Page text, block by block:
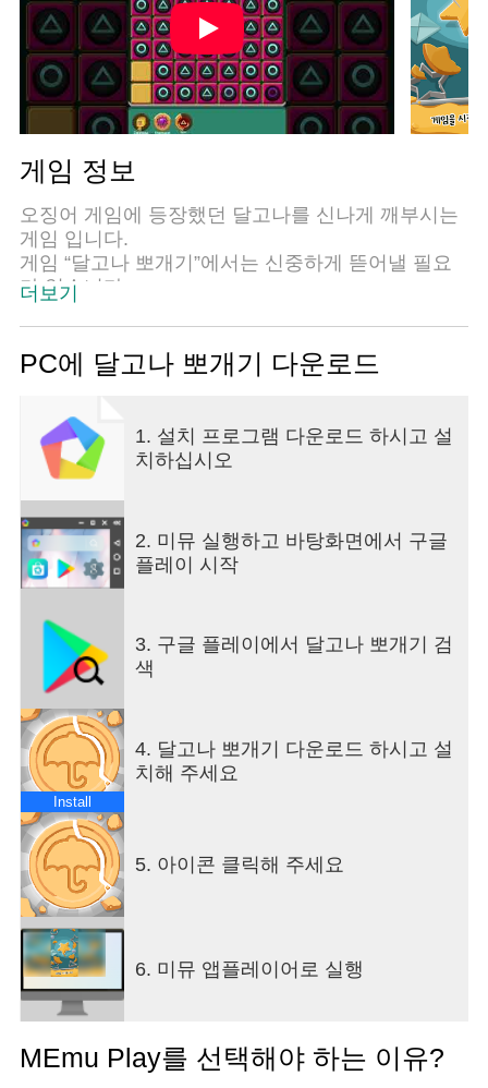
게임 정보
오징어 게임에 등장했던 달고나를 신나게 깨부시는
게임 입니다.
게임 “달고나 뽀개기”에서는 신중하게 뜯어낼 필요
가 없습니다.
다.
지금 바로 시작하세요!
다양한 전략과 전술들이 공유되고 있습니다.
럭키찬 게임즈 페이스북
https://www.facebook.com/luckychangames
럭키찬 게임즈 네이버 카페
https://cafe.naver.com/rankinsignia
럭키찬 게임즈 유튜브
https://www.youtube.com/channel/UCAGiF-
럭키찬 게임즈 인스타그램
https://www.instagram.com/luckychangames
개발자 연락처 :
+821023210593
더보기
PC에 달고나 뽀개기 다운로드
1. 설치 프로그램 다운로드 하시고 설
치하십시오
2. 미뮤 실행하고 바탕화면에서 구글
플레이 시작
3. 구글 플레이에서 달고나 뽀개기 검
색
Install
4. 달고나 뽀개기 다운로드 하시고 설
치해 주세요
5. 아이콘 클릭해 주세요
6. 미뮤 앱플레이어로 실행
MEmu Play를 선택해야 하는 이유?